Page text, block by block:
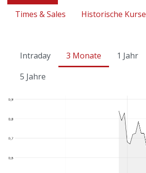
Times & Sales
Historische Kurse
Intraday 3 Monate 1 Jahr
5 Jahre